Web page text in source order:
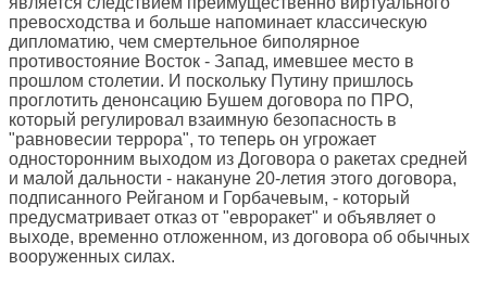
превосходства и больше напоминает классическую
дипломатию, чем смертельное биполярное
противостояние Восток - Запад, имевшее место в
прошлом столетии. И поскольку Путину пришлось
проглотить денонсацию Бушем договора по ПРО,
который регулировал взаимную безопасность в
"равновесии террора", то теперь он угрожает
односторонним выходом из Договора о ракетах средней
и малой дальности - накануне 20-летия этого договора,
подписанного Рейганом и Горбачевым, - который
предусматривает отказ от "евроракет" и объявляет о
выходе, временно отложенном, из договора об обычных
вооруженных силах.